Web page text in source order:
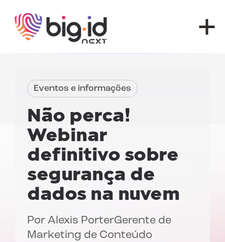
Eventos e informações
Não perca!
Webinar
definitivo sobre
segurança de
dados na nuvem
Por Alexis PorterGerente de
Marketing de Conteúdo